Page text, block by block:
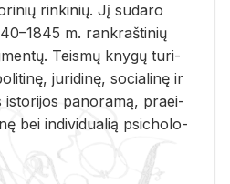
rin­ki­nių. Jį su­da­ro
m. rank­raš­ti­nių
Teis­mų kny­gų tu­ri­
ju­ri­di­nę, so­cia­li­nę ir
is­to­ri­jos pa­no­ra­mą, pra­ei­
bei in­di­vi­dua­lią psi­cho­lo­